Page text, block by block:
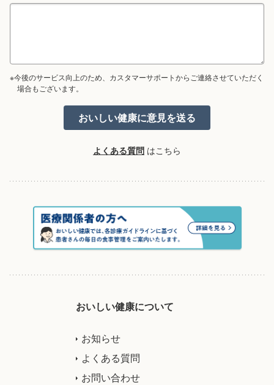
※今後のサービス向上のため、カスタマーサポートからご連絡させていただく
場合もございます。
よくある質問 はこちら
おいしい健康について
お知らせ
よくある質問
お問い合わせ